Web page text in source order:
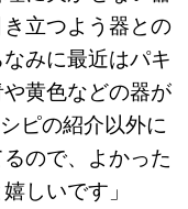
立つよう器との
みに最近はパキ
黄色などの器が
ピの紹介以外に
ので、よかった
しいです」